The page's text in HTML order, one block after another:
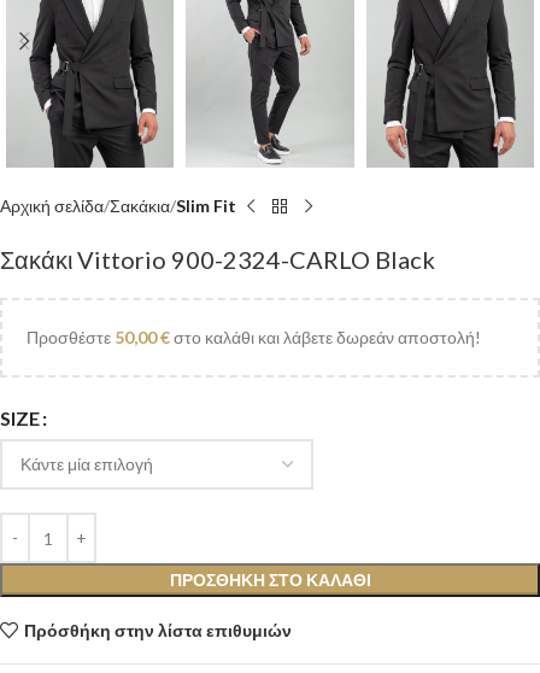
Αρχική σελίδα Σακάκια Slim Fit
Σακάκι Vittorio 900-2324-CARLO Black
Προσθέστε 50,00€στο καλάθι και λάβετε δωρεάν αποστολή!
SIZE
ΠΡΟΣΘΉΚΗ ΣΤΟ ΚΑΛΆΘΙ
Πρόσθήκη στην λίστα επιθυμιών